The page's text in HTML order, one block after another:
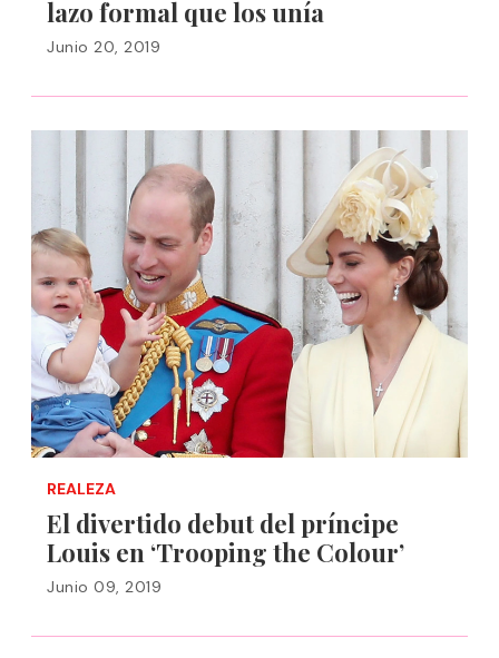
lazo formal que los unía
Junio 20, 2019
REALEZA
El divertido debut del príncipe
Louis en ‘Trooping the Colour’
Junio 09, 2019